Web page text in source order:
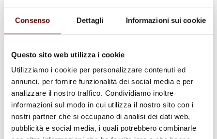
Consenso Dettagli Informazioni sui cookie
Questo sito web utilizza i cookie
Utilizziamo i cookie per personalizzare contenuti ed
annunci, per fornire funzionalità dei social media e per
analizzare il nostro traffico. Condividiamo inoltre
informazioni sul modo in cui utilizza il nostro sito con i
nostri partner che si occupano di analisi dei dati web,
pubblicità e social media, i quali potrebbero combinarle
Maria Rancitelli
In Fraccon
Condividi questa pagina